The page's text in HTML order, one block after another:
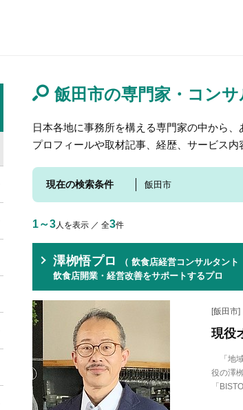
飯田市の専門家・コンサ
日本各地に事務所を構える専門家の中から
プロフィールや取材記事、経歴、サービス内
現在の検索条件 飯田市
1～3人を表示 ／ 全3件
澤栁悟プロ
（ 飲食店経営コンサルタン
飲食店開業・経営改善をサポートするプロ
[飯田市]
現役
「地
役の澤
「